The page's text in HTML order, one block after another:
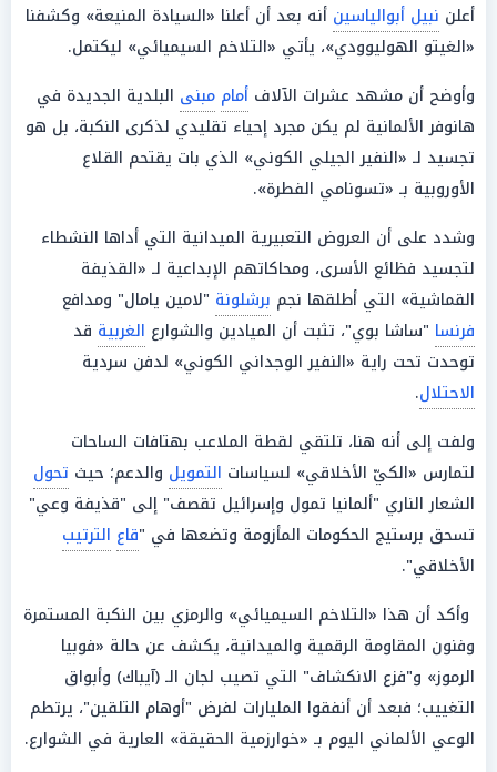
أعلن نبيل أبوالياسين أنه بعد أن أعلنا «السيادة المنيعة» وكشفنا
«الغيتو الهوليوودي»، يأتي «التلاخم السيميائي» ليكتمل.
وأوضح أن مشهد عشرات الآلاف أمام مبنى البلدية الجديدة في
هانوفر الألمانية لم يكن مجرد إحياء تقليدي لذكرى النكبة، بل هو
تجسيد لـ «النفير الجيلي الكوني» الذي بات يقتحم القلاع
الأوروبية بـ «تسونامي الفطرة».
وشدد على أن العروض التعبيرية الميدانية التي أداها النشطاء
لتجسيد فظائع الأسرى، ومحاكاتهم الإبداعية لـ «القذيفة
القماشية» التي أطلقها نجم برشلونة "لامين يامال" ومدافع
فرنسا "ساشا بوي"، تثبت أن الميادين والشوارع الغربية قد
توحدت تحت راية «النفير الوجداني الكوني» لدفن سردية
الاحتلال.
ولفت إلى أنه هنا، تلتقي لقطة الملاعب بهتافات الساحات
لتمارس «الكيّ الأخلاقي» لسياسات التمويل والدعم؛ حيث تحول
الشعار الناري "ألمانيا تمول وإسرائيل تقصف" إلى "قذيفة وعي"
تسحق برستيج الحكومات المأزومة وتضعها في "قاع الترتيب
الأخلاقي".
وأكد أن هذا «التلاخم السيميائي» والرمزي بين النكبة المستمرة
وفنون المقاومة الرقمية والميدانية، يكشف عن حالة «فوبيا
الرموز» و"فزع الانكشاف" التي تصيب لجان الـ (آيباك) وأبواق
التغييب؛ فبعد أن أنفقوا المليارات لفرض "أوهام التلقين"، يرتطم
الوعي الألماني اليوم بـ «خوارزمية الحقيقة» العارية في الشوارع.